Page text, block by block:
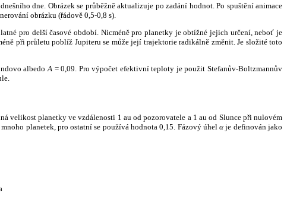
dne. Obrázek se průběžně aktualizuje po zadání hodnot. Po spuštění animace
obrázku (řádově 0,5-0,8 s).
pro delší časové období. Nicméně pro planetky je obtížné jejich určení, neboť je
při průletu poblíž Jupiteru se může její trajektorie radikálně změnit. Je složité toto
albedo A = 0,09. Pro výpočet efektivní teploty je použit Stefanův-Boltzmannův
velikost planetky ve vzdálenosti 1 au od pozorovatele a 1 au od Slunce při nulovém
planetek, pro ostatní se používá hodnota 0,15. Fázový úhelα je definován jako